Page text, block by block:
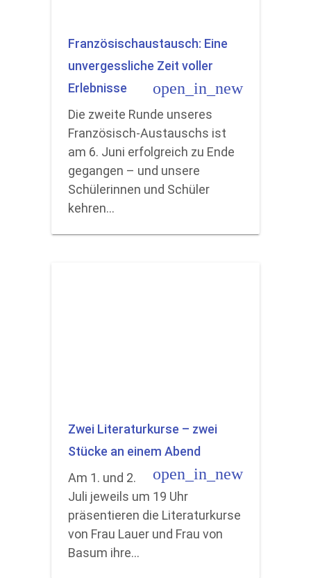
Französischaustausch: Eine
unvergessliche Zeit voller
Erlebnisse
open_in_new
Die zweite Runde unseres
Französisch-Austauschs ist
am 6. Juni erfolgreich zu Ende
gegangen – und unsere
Schülerinnen und Schüler
kehren…
Zwei Literaturkurse – zwei
Stücke an einem Abend
open_in_new
Am 1. und 2.
Juli jeweils um 19 Uhr
präsentieren die Literaturkurse
von Frau Lauer und Frau von
Basum ihre…